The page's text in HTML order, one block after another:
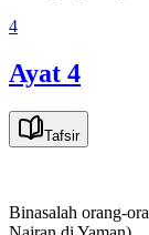
4
Ayat 4
Tafsir
Binasalah orang-